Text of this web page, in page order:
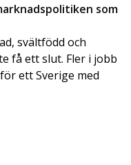
som
svältfödd och
få ett slut. Fler i jobb
ett Sverige med